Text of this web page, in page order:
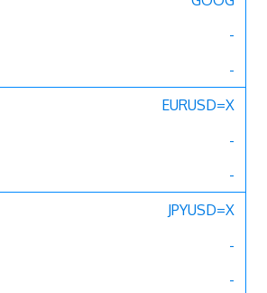
-
-
EURUSD=X
-
-
JPYUSD=X
-
-